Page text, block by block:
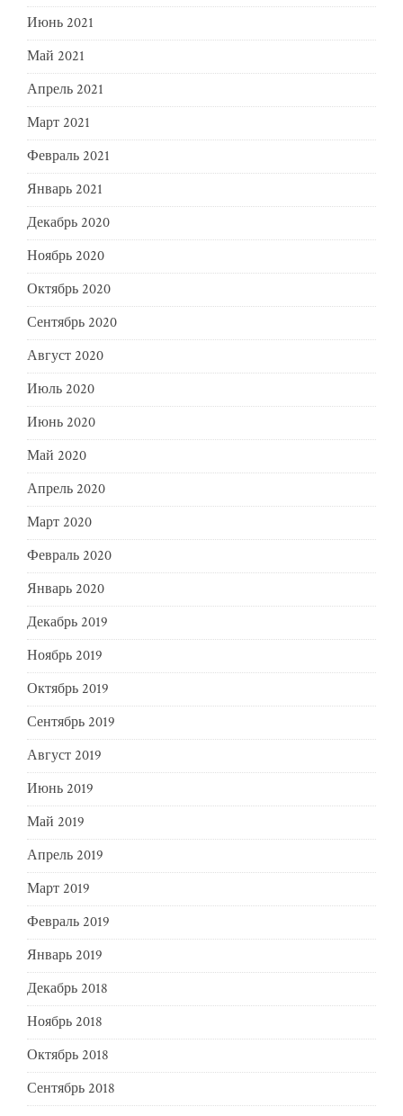
Июнь 2021
Май 2021
Апрель 2021
Март 2021
Февраль 2021
Январь 2021
Декабрь 2020
Ноябрь 2020
Октябрь 2020
Сентябрь 2020
Август 2020
Июль 2020
Июнь 2020
Май 2020
Апрель 2020
Март 2020
Февраль 2020
Январь 2020
Декабрь 2019
Ноябрь 2019
Октябрь 2019
Сентябрь 2019
Август 2019
Июнь 2019
Май 2019
Апрель 2019
Март 2019
Февраль 2019
Январь 2019
Декабрь 2018
Ноябрь 2018
Октябрь 2018
Сентябрь 2018